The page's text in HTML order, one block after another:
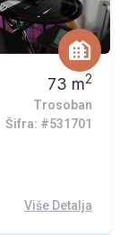
73 m2
Trosoban
Šifra: #531701
Više Detalja